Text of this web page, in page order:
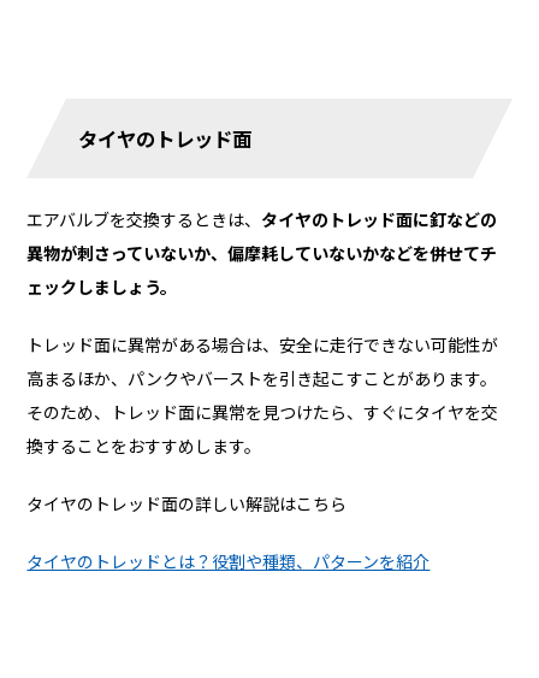
タイヤのトレッド面
エアバルブを交換するときは、 タイヤのトレッド面に釘などの
異物が刺さっていないか、偏摩耗していないかなどを併せてチ
ェックしましょう。
トレッド面に異常がある場合は、安全に走行できない可能性が
高まるほか、パンクやバーストを引き起こすことがあります。
そのため、トレッド面に異常を見つけたら、すぐにタイヤを交
換することをおすすめします。
タイヤのトレッド面の詳しい解説はこちら
タイヤのトレッドとは？役割や種類、パターンを紹介